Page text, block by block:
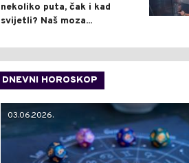
nekoliko puta, čak i kad
svijetli? Naš moza...
DNEVNI HOROSKOP
03.06.2026.